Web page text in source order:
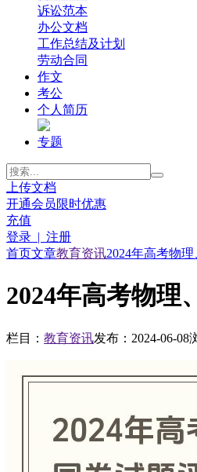
诉讼范本
办公文档
工作总结及计划
劳动合同
作文
考公
个人简历
专题
上传文档
开通会员限时优惠
充值
登录 | 注册
首页文章教育资讯2024年高考物
2024年高考物理
栏目： 教育资讯发布：2024-06-08